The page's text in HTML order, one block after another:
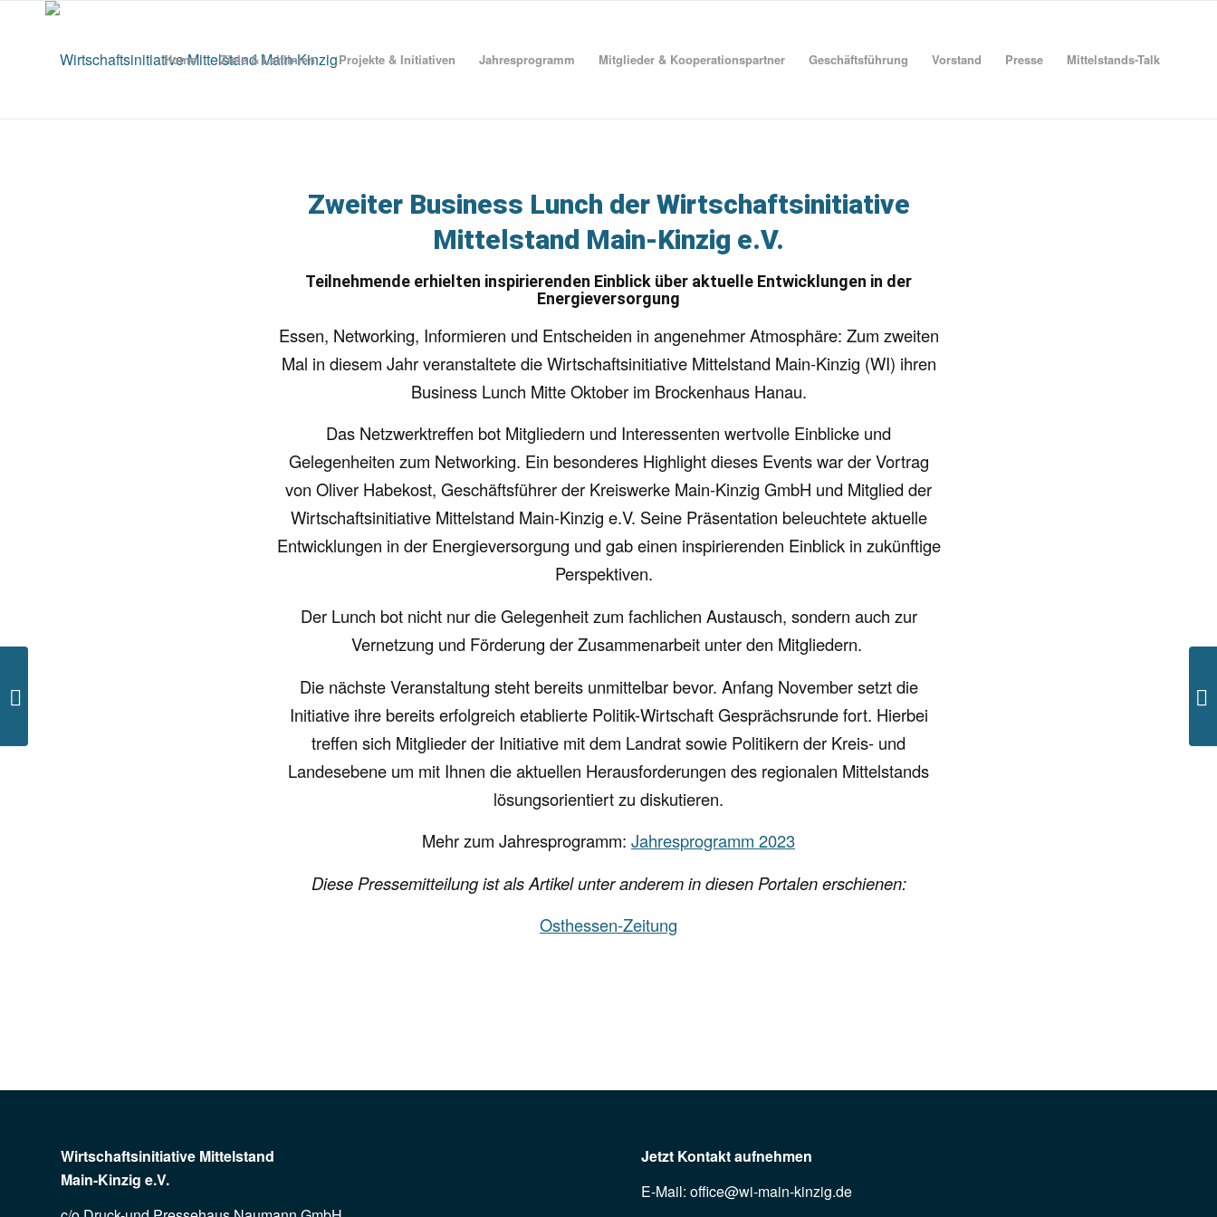
Home Ziele & Leitlinien Projekte & Initiativen Jahresprogramm Mitglieder & Kooperationspartner Geschäftsführung Vorstand Presse Mittelstands-Talk
Zweiter Business Lunch der Wirtschaftsinitiative
Mittelstand Main-Kinzig e.V.
Teilnehmende erhielten inspirierenden Einblick über aktuelle Entwicklungen in der
Energieversorgung
Essen, Networking, Informieren und Entscheiden in angenehmer Atmosphäre: Zum zweiten
Mal in diesem Jahr veranstaltete die Wirtschaftsinitiative Mittelstand Main-Kinzig (WI) ihren
Business Lunch Mitte Oktober im Brockenhaus Hanau.
Das Netzwerktreffen bot Mitgliedern und Interessenten wertvolle Einblicke und
Gelegenheiten zum Networking. Ein besonderes Highlight dieses Events war der Vortrag
von Oliver Habekost, Geschäftsführer der Kreiswerke Main-Kinzig GmbH und Mitglied der
Wirtschaftsinitiative Mittelstand Main-Kinzig e.V. Seine Präsentation beleuchtete aktuelle
Entwicklungen in der Energieversorgung und gab einen inspirierenden Einblick in zukünftige
Perspektiven.
Der Lunch bot nicht nur die Gelegenheit zum fachlichen Austausch, sondern auch zur
Vernetzung und Förderung der Zusammenarbeit unter den Mitgliedern.
Die nächste Veranstaltung steht bereits unmittelbar bevor. Anfang November setzt die
Initiative ihre bereits erfolgreich etablierte Politik-Wirtschaft Gesprächsrunde fort. Hierbei
treffen sich Mitglieder der Initiative mit dem Landrat sowie Politikern der Kreis- und
Landesebene um mit Ihnen die aktuellen Herausforderungen des regionalen Mittelstands
lösungsorientiert zu diskutieren.
Mehr zum Jahresprogramm: Jahresprogramm 2023
Diese Pressemitteilung ist als Artikel unter anderem in diesen Portalen erschienen:
Osthessen-Zeitung
Wirtschaftsinitiative Mittelstand
Main-Kinzig e.V.
Jetzt Kontakt aufnehmen
E-Mail:office@wi-main-kinzig.de